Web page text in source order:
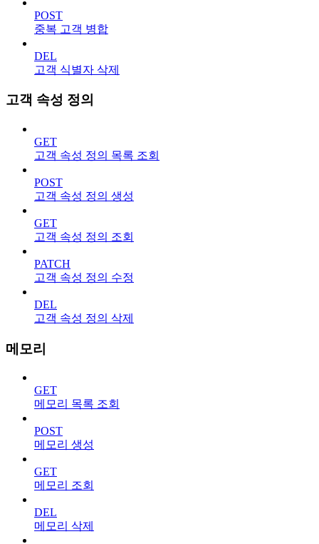
POST
중복 고객 병합
DEL
고객 식별자 삭제
고객 속성 정의
GET
고객 속성 정의 목록 조회
POST
고객 속성 정의 생성
GET
고객 속성 정의 조회
PATCH
고객 속성 정의 수정
DEL
고객 속성 정의 삭제
메모리
GET
메모리 목록 조회
POST
메모리 생성
GET
메모리 조회
DEL
메모리 삭제